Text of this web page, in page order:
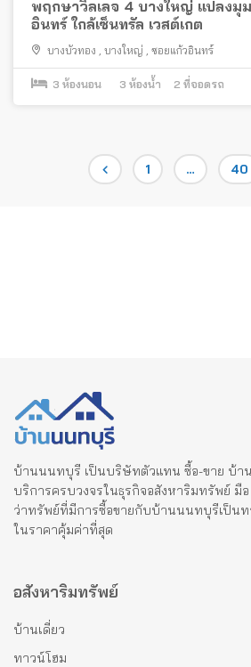
พฤกษาวิลเลจ 4 บางใหญ่ แปลงมุ
อินทร์ ใกล้เซ็นทรัล เวสต์เกต
บางบัวทอง , บางใหญ่ , ซอยแก้วอินทร์
3 ห้องนอน 3 ห้องน้ำ 2 ที่จอดรถ
Posts
Page
1 … 40
บ้านนนทบุรี เป็นบริษัทตัวแทน ซื้อ-ขาย บ้า
บริการครบวงจรในธุรกิจอสังหาริมทรัพย์ มื
ว่าทรัพย์ที่มีการซื้อขายกับบ้านนนทบุรีเป็น
ในราคาคุ้มค่าที่สุด
อสังหาริมทรัพย์
บ้านเดี่ยว
ทาวน์โฮม